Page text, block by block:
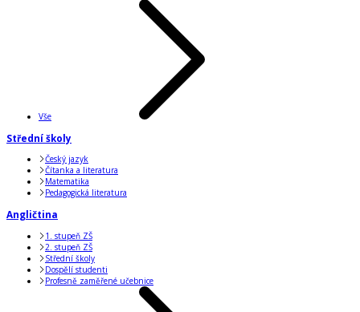
Vše
Střední školy
Český jazyk
Čítanka a literatura
Matematika
Pedagogická literatura
Angličtina
1. stupeň ZŠ
2. stupeň ZŠ
Střední školy
Dospělí studenti
Profesně zaměřené učebnice